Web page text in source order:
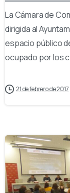
La Cámara de
dirigida al
espacio público
ocupado por los
21 de febrero de 2017